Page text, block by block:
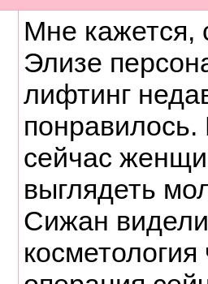
Мне кажется,
Элизе
лифтинг
сейчас
выглядеть
Сижан